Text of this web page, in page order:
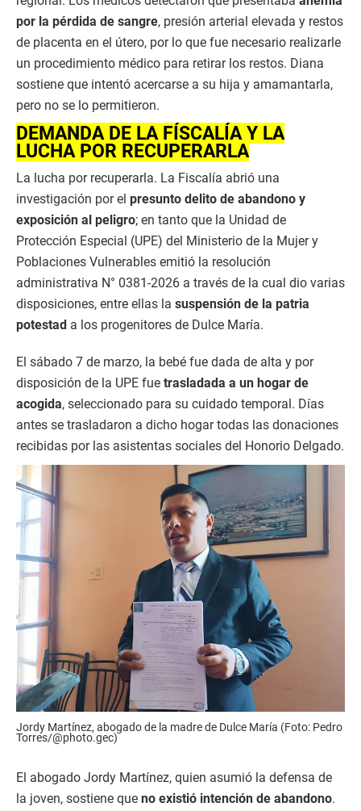
por la pérdida de sangre, presión arterial elevada y restos
de placenta en el útero, por lo que fue necesario realizarle
un procedimiento médico para retirar los restos. Diana
sostiene que intentó acercarse a su hija y amamantarla,
pero no se lo permitieron.
DEMANDA DE LA FÍSCALÍA Y LA
LUCHA POR RECUPERARLA
La lucha por recuperarla. La Fiscalía abrió una
investigación por el presunto delito de abandono y
exposición al peligro; en tanto que la Unidad de
Protección Especial (UPE) del Ministerio de la Mujer y
Poblaciones Vulnerables emitió la resolución
administrativa N° 0381-2026 a través de la cual dio varias
disposiciones, entre ellas la suspensión de la patria
potestad a los progenitores de Dulce María.
El sábado 7 de marzo, la bebé fue dada de alta y por
disposición de la UPE fue trasladada a un hogar de
acogida, seleccionado para su cuidado temporal. Días
antes se trasladaron a dicho hogar todas las donaciones
recibidas por las asistentas sociales del Honorio Delgado.
Jordy Martínez, abogado de la madre de Dulce María (Foto: Pedro
Torres/@photo.gec)
El abogado Jordy Martínez, quien asumió la defensa de
la joven, sostiene que no existió intención de abandono.